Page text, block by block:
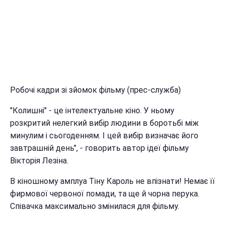
Робочі кадри зі зйомок фільму (прес-служба)
"Колишні" - це інтелектуальне кіно. У ньому
розкритий нелегкий вибір людини в боротьбі між
минулим і сьогоденням. І цей вибір визначає його
завтрашній день", - говорить автор ідеї фільму
Вікторія Лезіна.
В кіношному амплуа Тіну Кароль не впізнати! Немає її
фирмової червоної помади, та ще й чорна перука.
Співачка максимально змінилася для фільму.